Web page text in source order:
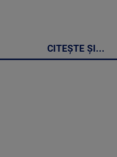
CITEȘTE ȘI...